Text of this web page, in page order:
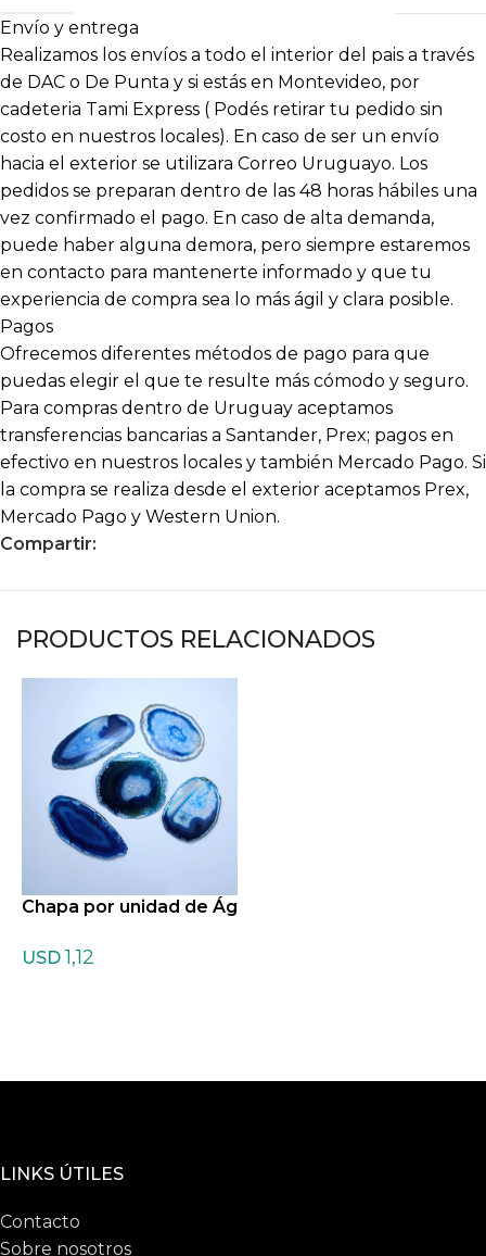
Envío y entrega
Realizamos los envíos a todo el interior del pais a través
de DAC o De Punta y si estás en Montevideo, por
cadeteria Tami Express ( Podés retirar tu pedido sin
costo en nuestros locales). En caso de ser un envío
hacia el exterior se utilizara Correo Uruguayo. Los
pedidos se preparan dentro de las 48 horas hábiles una
vez confirmado el pago. En caso de alta demanda,
puede haber alguna demora, pero siempre estaremos
en contacto para mantenerte informado y que tu
experiencia de compra sea lo más ágil y clara posible.
Pagos
Ofrecemos diferentes métodos de pago para que
puedas elegir el que te resulte más cómodo y seguro.
Para compras dentro de Uruguay aceptamos
transferencias bancarias a Santander, Prex; pagos en
efectivo en nuestros locales y también Mercado Pago. Si
la compra se realiza desde el exterior aceptamos Prex,
Mercado Pago y Western Union.
Compartir:
PRODUCTOS RELACIONADOS
Chapa por unidad de Ág
USD 1,12
LINKS ÚTILES
Contacto
Sobre nosotros